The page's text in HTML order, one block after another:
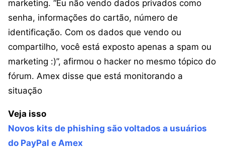
marketing. “Eu não vendo dados privados como
senha, informações do cartão, número de
identificação. Com os dados que vendo ou
compartilho, você está exposto apenas a spam ou
marketing :)”, afirmou o hacker no mesmo tópico do
fórum. Amex disse que está monitorando a
situação
Veja isso
Novos kits de phishing são voltados a usuários
do PayPal e Amex